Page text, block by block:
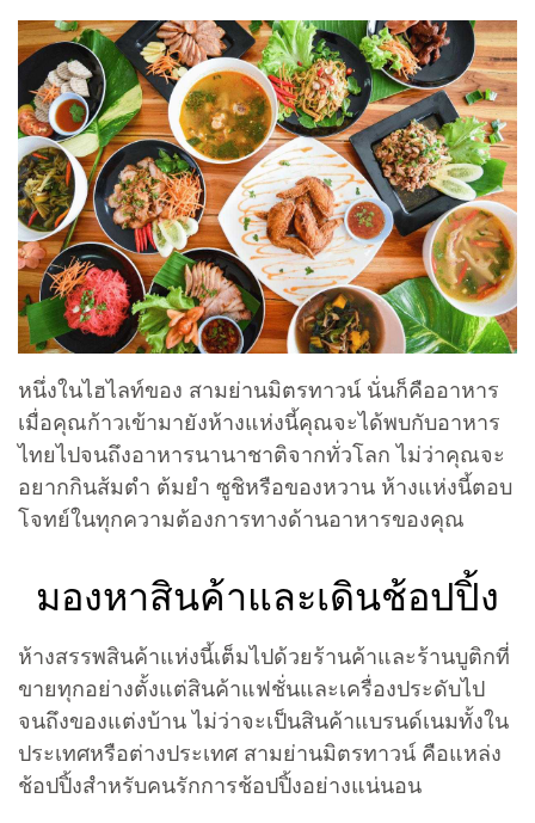
หนึ่งในไฮไลท์ของ สามย่านมิตรทาวน์ นั่นก็คืออาหาร
เมื่อคุณก้าวเข้ามายังห้างแห่งนี้คุณจะได้พบกับอาหาร
ไทยไปจนถึงอาหารนานาชาติจากทั่วโลก ไม่ว่าคุณจะ
อยากกินส้มตำ ต้มยำ ซูชิหรือของหวาน ห้างแห่งนี้ตอบ
โจทย์ในทุกความต้องการทางด้านอาหารของคุณ
มองหาสินค้าและเดินช้อปปิ้ง
ห้างสรรพสินค้าแห่งนี้เต็มไปด้วยร้านค้าและร้านบูติกที่
ขายทุกอย่างตั้งแต่สินค้าแฟชั่นและเครื่องประดับไป
จนถึงของแต่งบ้าน ไม่ว่าจะเป็นสินค้าแบรนด์เนมทั้งใน
ประเทศหรือต่างประเทศ สามย่านมิตรทาวน์ คือแหล่ง
ช้อปปิ้งสำหรับคนรักการช้อปปิ้งอย่างแน่นอน